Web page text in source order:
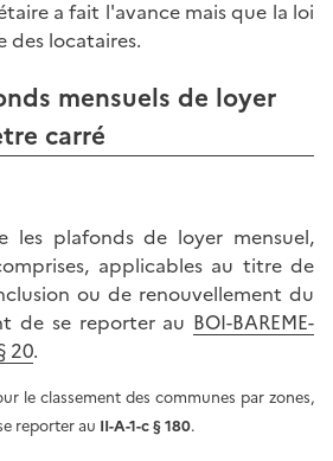
a fait l'avance mais que la loi
des locataires.
mensuels de loyer
carré
les plafonds de loyer mensuel,
applicables au titre de
ou de renouvellement du
de se reporter au BOI-BAREME-
20.
le classement des communes par zones,
reporter au II-A-1-c § 180.